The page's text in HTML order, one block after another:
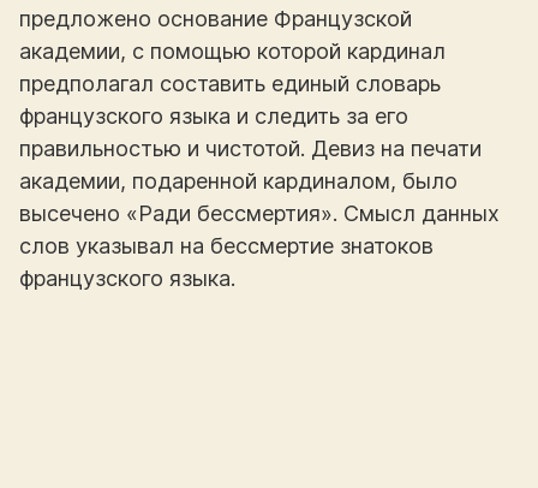
предложено основание Французской
академии, с помощью которой кардинал
предполагал составить единый словарь
французского языка и следить за его
правильностью и чистотой. Девиз на печати
академии, подаренной кардиналом, было
высечено «Ради бессмертия». Смысл данных
слов указывал на бессмертие знатоков
французского языка.